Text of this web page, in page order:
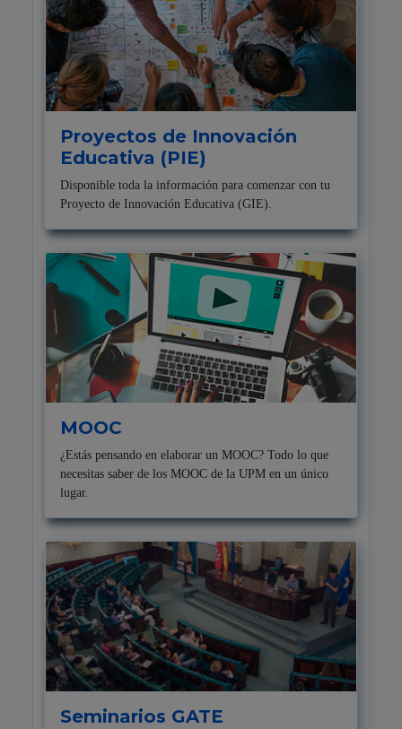
Proyectos de Innovación
Educativa (PIE)
Disponible toda la información para comenzar con tu
Proyecto de Innovación Educativa (GIE).
MOOC
¿Estás pensando en elaborar un MOOC? Todo lo que
necesitas saber de los MOOC de la UPM en un único
lugar.
Seminarios GATE